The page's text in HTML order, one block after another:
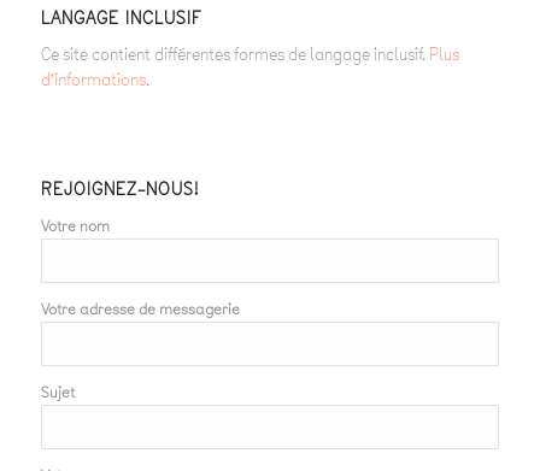
LANGAGE INCLUSIF
Ce site contient différentes formes de langage inclusif. Plus
d’informations.
REJOIGNEZ-NOUS!
Votre nom
Votre adresse de messagerie
Sujet